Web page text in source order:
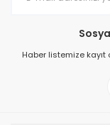
Haber listemize